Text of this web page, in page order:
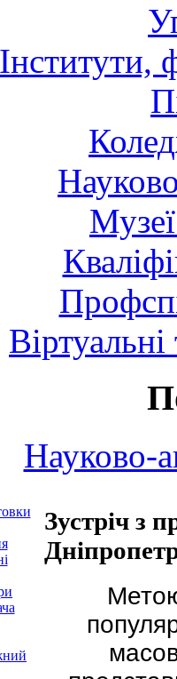
Інститути,
Науково-
Зустріч з